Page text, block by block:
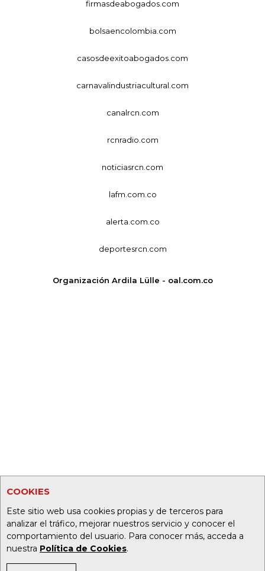
COOKIES
Este sitio web usa cookies propias y de terceros para
analizar el tráfico, mejorar nuestros servicio y conocer el
comportamiento del usuario. Para conocer más, acceda a
nuestra Política de Cookies.
firmasdeabogados.com
bolsaencolombia.com
casosdeexitoabogados.com
carnavalindustriacultural.com
canalrcn.com
rcnradio.com
noticiasrcn.com
lafm.com.co
alerta.com.co
deportesrcn.com
Organización Ardila Lülle - oal.com.co